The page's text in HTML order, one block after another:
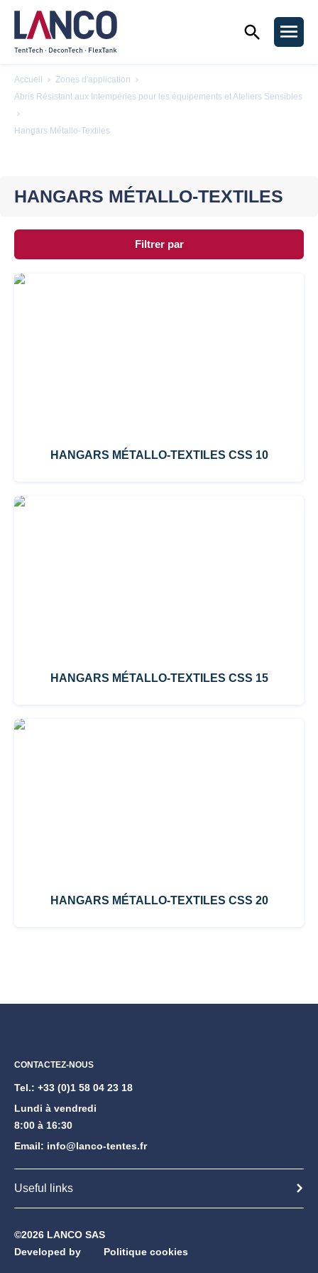
Chercher
Accueil
Zones d'application
Abris Résistant aux Intempéries pour les équipements et Ateliers Sensibles
Hangars Métallo-Textiles
HANGARS MÉTALLO-TEXTILES
HANGARS MÉTALLO-TEXTILES CSS 10
HANGARS MÉTALLO-TEXTILES CSS 15
HANGARS MÉTALLO-TEXTILES CSS 20
Filtrer par
CONTACTEZ-NOUS
Tel.: +33 (0)1 58 04 23 18
Lundi à vendredi
8:00 à 16:30
Email: info@lanco-tentes.fr
Useful links
©2026 LANCO SAS
Developed by
Politique cookies